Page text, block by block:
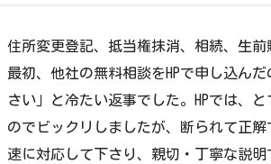
住所変更登記、抵当権抹消、相続、生前
最初、他社の無料相談をHPで申し込ん
さい」と冷たい返事でした。HPでは、
のでビックリしましたが、断られて正
速に対応して下さり、親切・丁寧な説